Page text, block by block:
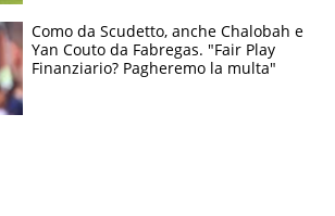
Como da Scudetto, anche Chalobah e
Yan Couto da Fabregas. "Fair Play
Finanziario? Pagheremo la multa"